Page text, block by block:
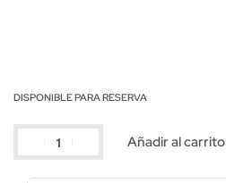
DISPONIBLE PARA RESERVA
Añadir al carrito